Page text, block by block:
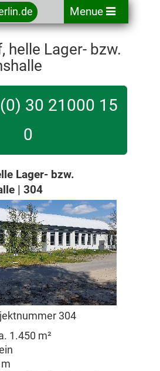
Menue
helle Lager- bzw.
30 21000 15
0
Lager- bzw.
| 304
304
1.450 m²